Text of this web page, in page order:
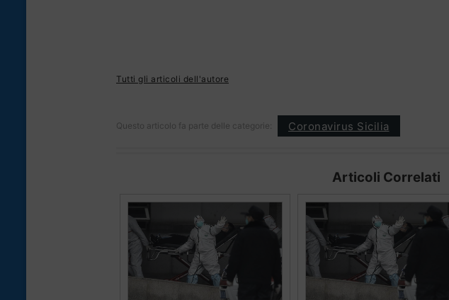
Tutti gli articoli dell'autore
Questo articolo fa parte delle categorie: Coronavirus Sicilia
Articoli Correlati